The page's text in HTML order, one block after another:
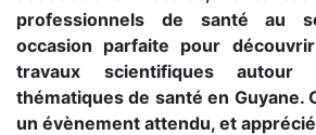
professionnels de santé au
occasion parfaite pour
travaux scientifiques autour
thématiques de santé en Guyane.
un évènement attendu, et